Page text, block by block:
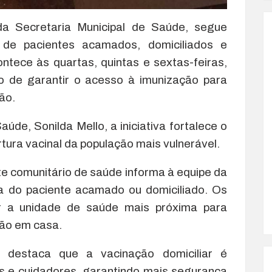
Secretaria Municipal de Saúde, segue
pacientes acamados, domiciliados e
às quartas, quintas e sextas-feiras,
de garantir o acesso à imunização para
Sonilda Mello, a iniciativa fortalece o
vacinal da população mais vulnerável.
comunitário de saúde informa à equipe da
paciente acamado ou domiciliado. Os
a unidade de saúde mais próxima para
em casa.
que a vacinação domiciliar é